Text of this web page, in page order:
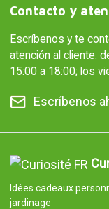
Contacto y
Escríbenos y te
atención al cliente:
15:00 a 18:00; los
Escríbenos
Idées cadeaux
jardinage